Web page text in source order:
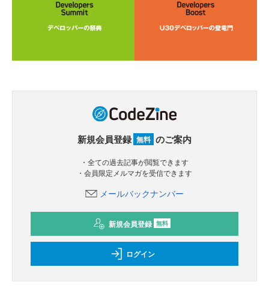
新規会員登録 無料 のご案内
・全ての過去記事が閲覧できます
・会員限定メルマガを受信できます
メールバックナンバー
新規会員登録 無料
ログイン